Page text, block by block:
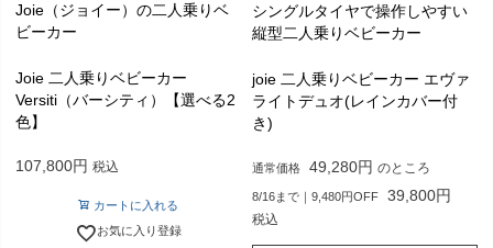
Joie（ジョイー）の二人乗りベ
ビーカー
Joie 二人乗りベビーカー
Versiti（バーシティ）【選べる2
色】
107,800 税込
カートに入れる
お気に入り登録
シングルタイヤで操作しやすい
縦型二人乗りベビーカー
joie 二人乗りベビーカー エヴァ
ライトデュオ(レインカバー付
き)
通常価格 49,280 のところ
8/16まで｜9,480円OFF 39,800
税込